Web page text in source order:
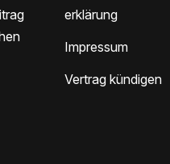
erklärung
Impressum
Vertrag kündigen